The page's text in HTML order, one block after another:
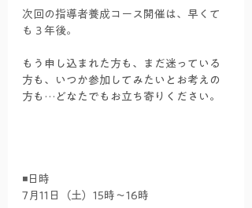
次回の指導者養成コース開催は、早くて
も３年後。
もう申し込まれた方も、まだ迷っている
方も、いつか参加してみたいとお考えの
方も…どなたでもお立ち寄りください。
◾️ 日時
7月11日（土）15時〜16時